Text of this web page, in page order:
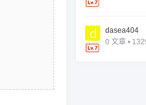
dasea404
0 文章 •